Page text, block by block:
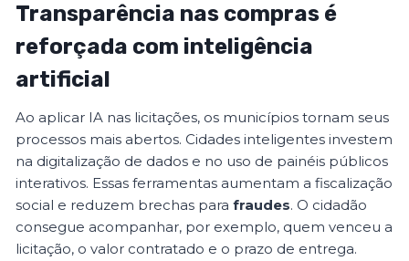
Transparência nas compras é
reforçada com inteligência
artificial
Ao aplicar IA nas licitações, os municípios tornam seus
processos mais abertos. Cidades inteligentes investem
na digitalização de dados e no uso de painéis públicos
interativos. Essas ferramentas aumentam a fiscalização
social e reduzem brechas parafraudes. O cidadão
consegue acompanhar, por exemplo, quem venceu a
licitação, o valor contratado e o prazo de entrega.